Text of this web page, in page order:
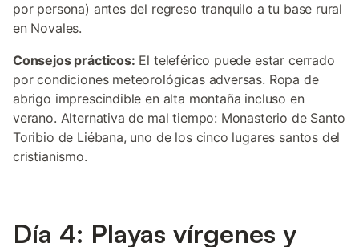
por persona) antes del regreso tranquilo a tu base rural
en Novales.
Consejos prácticos: El teleférico puede estar cerrado
por condiciones meteorológicas adversas. Ropa de
abrigo imprescindible en alta montaña incluso en
verano. Alternativa de mal tiempo: Monasterio de Santo
Toribio de Liébana, uno de los cinco lugares santos del
cristianismo.
Día 4: Playas vírgenes y